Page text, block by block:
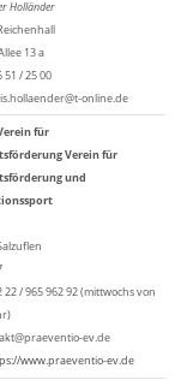
Holländer
13 a
51 / 25 00
online.de
für
Verein für
und
22 / 965 962 92 (mittwochs von
ev.de
www.praeventio-ev.de